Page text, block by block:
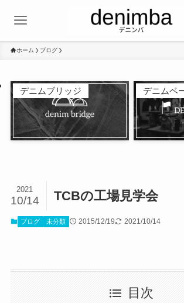
ホーム ブログ
デニムブリッジ デニムベ
TCBの工場見学会
2021
10/14
ブログ 未分類 2015/12/19 2021/10/14
目次